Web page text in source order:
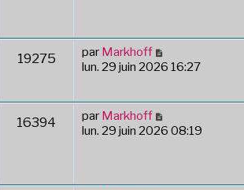
19275 par Markhoff
lun. 29 juin 2026 16:27
16394 par Markhoff
lun. 29 juin 2026 08:19